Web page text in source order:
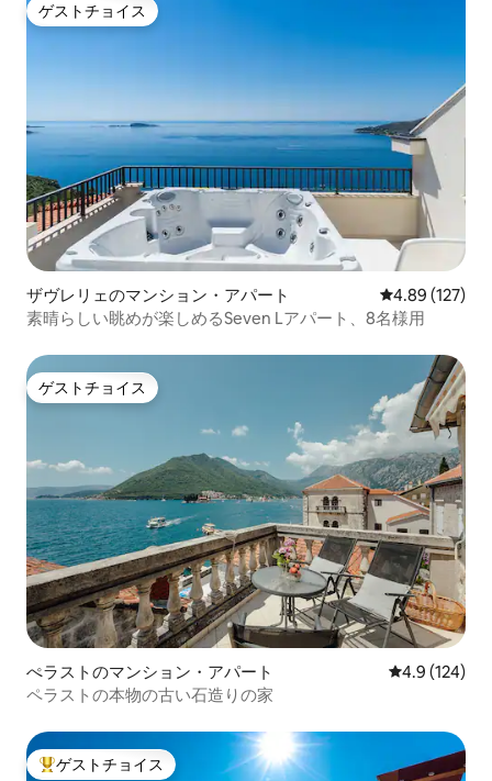
ゲストチョイス
ゲストチョイス
ザヴレリェのマンション・アパート レビュー127
4.89 (127)
素晴らしい眺めが楽しめるSeven Lアパート、8名様用
ゲストチョイス
ゲストチョイス
ぺラストのマンション・アパート レビュー124
4.9 (124)
ペラストの本物の古い石造りの家
大好評のゲストチョイスです。
ゲストチョイス